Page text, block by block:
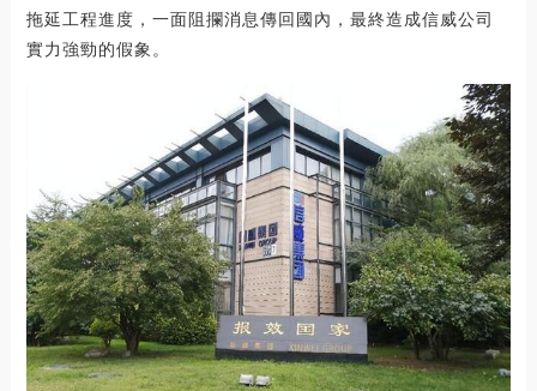
拖延工程進度，一面阻攔消息傳回國內，最終造成信威公司
實力強勁的假象。